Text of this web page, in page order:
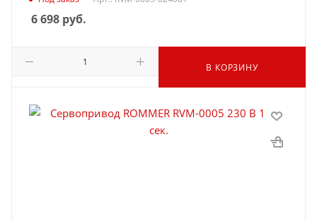
6 698 руб.
В КОРЗИНУ